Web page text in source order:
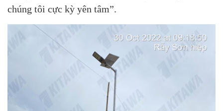
chúng tôi cực kỳ yên tâm”.